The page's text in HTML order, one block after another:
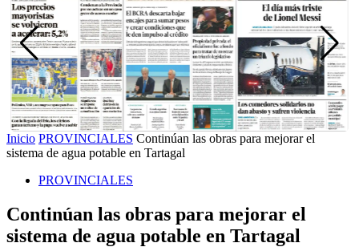
Inicio PROVINCIALES Continúan las obras para mejorar el
sistema de agua potable en Tartagal
PROVINCIALES
Continúan las obras para mejorar el
sistema de agua potable en Tartagal